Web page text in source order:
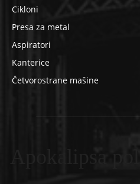
Cikloni
Presa za metal
Aspiratori
Kanterice
Četvorostrane mašine
Apokalipsa